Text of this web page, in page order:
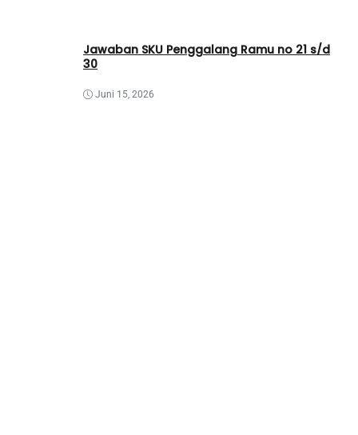
Jawaban SKU Penggalang Ramu no 21 s/d
30
Juni 15, 2026